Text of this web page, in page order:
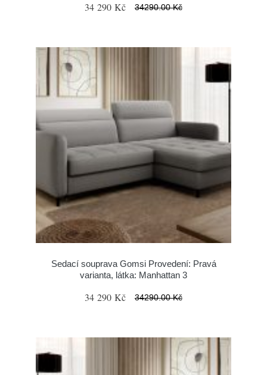
34 290 Kč 34290.00 Kč
Sedací souprava Gomsi Provedení: Pravá
varianta, látka: Manhattan 3
34 290 Kč 34290.00 Kč